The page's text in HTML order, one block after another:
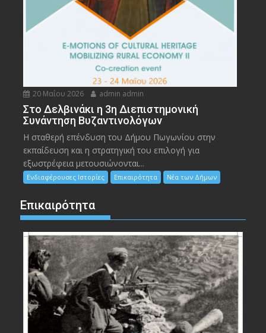
20 Μαΐου 2026 admin admin
Στο Δελβινάκι η 3η Διεπιστημονική
Συνάντηση Βυζαντινολόγων
Η σταθερή επένδυση του Δήμου Πωγωνίου στην
εκπαίδευση και η στρατηγική του επιλογή για
εξωστρέφεια μετουσιώνονται...
Ενδιαφέρουσες Ιστορίες Επικαιρότητα Νέα των Δήμων
Επικαιρότητα